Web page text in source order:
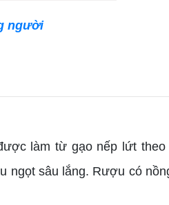
người
làm từ gạo nếp lứt
ngọt sâu lắng. Rượu có